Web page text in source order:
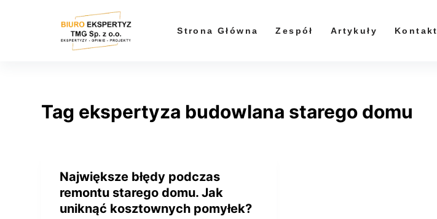
Strona Główna Zespół Artykuły Kontakt
Tag ekspertyza budowlana starego domu
Największe błędy podczas
remontu starego domu. Jak
uniknąć kosztownych pomyłek?